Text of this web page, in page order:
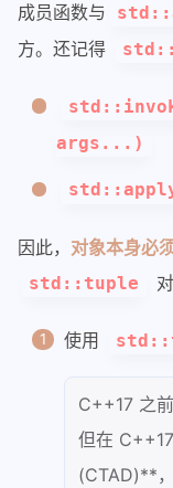
成员函数与
方。还记得
args...)
因此， 对象本身必
std::tuple
使用
C++17 之
但在
(CTAD)**